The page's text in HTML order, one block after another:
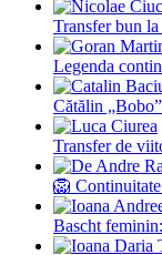
Transfer bun
Legenda
Cătălin
Transfer de
🦁
Bascht